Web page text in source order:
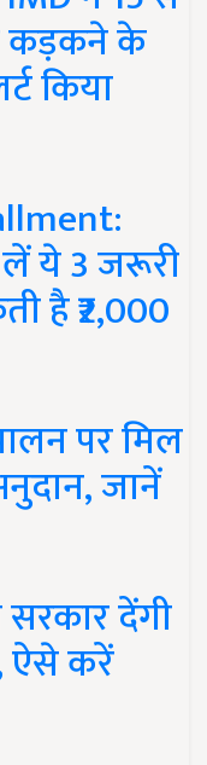
कड़कने के
किया
ये 3 जरूरी
है ₹2,000
पर मिल
जानें
सरकार देंगी
ऐसे करें